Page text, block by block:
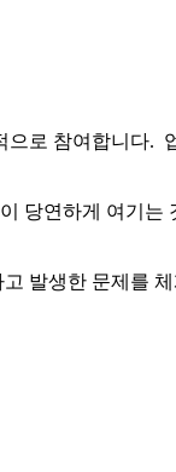
로 참여합니다.
당연하게 여기는
발생한 문제를